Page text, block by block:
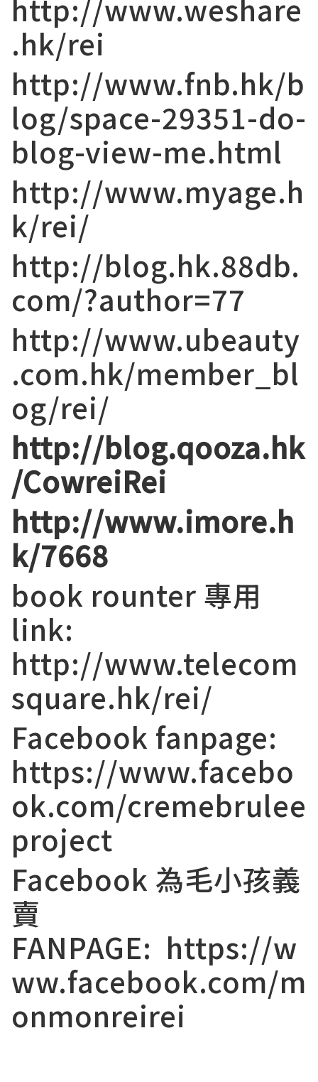
http://www.weshare
.hk/rei
http://www.fnb.hk/b
log/space-29351-do-
blog-view-me.html
http://www.myage.h
k/rei/
http://blog.hk.88db.
com/?author=77
http://www.ubeauty
.com.hk/member_bl
og/rei/
http://blog.qooza.hk
/CowreiRei
http://www.imore.h
k/7668
book rounter 專用
link:
http://www.telecom
square.hk/rei/
Facebook fanpage:
https://www.facebo
ok.com/cremebrulee
project
Facebook 為毛小孩義
賣
FANPAGE: https://w
ww.facebook.com/m
onmonreirei